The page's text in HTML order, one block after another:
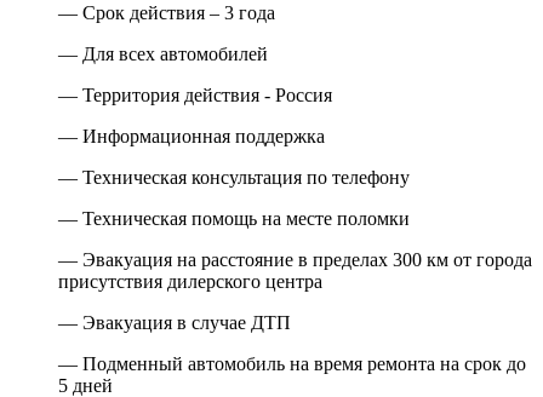
— Срок действия – 3 года
— Для всех автомобилей
— Территория действия - Россия
— Информационная поддержка
— Техническая консультация по телефону
— Техническая помощь на месте поломки
— Эвакуация на расстояние в пределах 300 км от города
присутствия дилерского центра
— Эвакуация в случае ДТП
— Подменный автомобиль на время ремонта на срок до
5 дней